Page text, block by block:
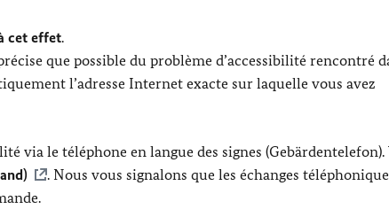
cet effet.
que possible du problème d’accessibilité rencontré
l’adresse Internet exacte sur laquelle vous avez
via le téléphone en langue des signes (Gebärdentelefon).
. Nous vous signalons que les échanges